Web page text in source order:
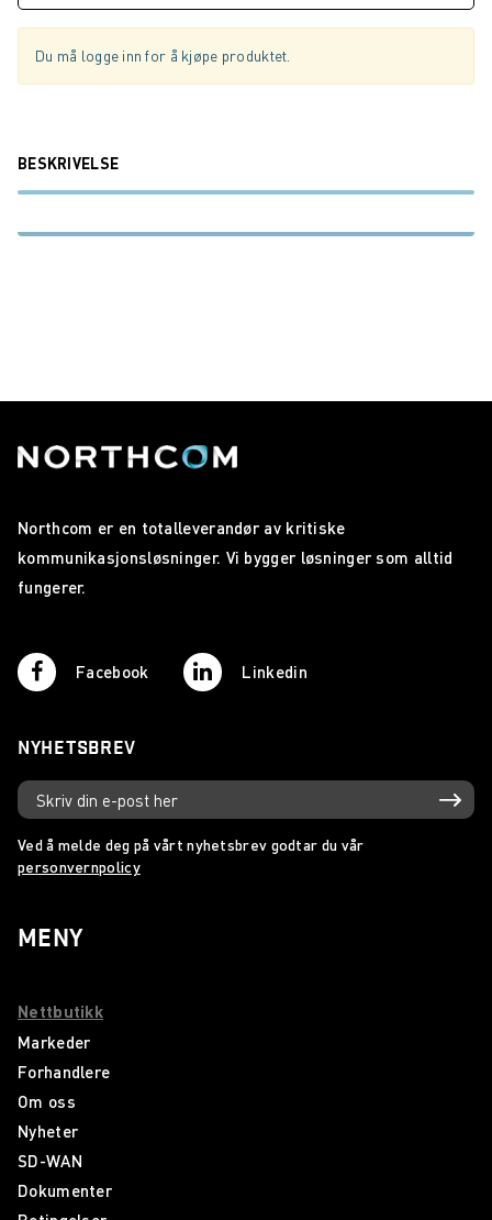
Du må logge inn for å kjøpe produktet.
BESKRIVELSE
Northcom er en totalleverandør av kritiske
kommunikasjonsløsninger. Vi bygger løsninger som alltid
fungerer.
Facebook Linkedin
NYHETSBREV
Ved å melde deg på vårt nyhetsbrev godtar du vår
personvernpolicy
MENY
Nettbutikk
Markeder
Forhandlere
Om oss
Nyheter
SD-WAN
Dokumenter